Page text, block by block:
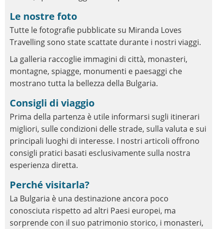
Le nostre foto
Tutte le fotografie pubblicate su Miranda Loves
Travelling sono state scattate durante i nostri viaggi.
La galleria raccoglie immagini di città, monasteri,
montagne, spiagge, monumenti e paesaggi che
mostrano tutta la bellezza della Bulgaria.
Consigli di viaggio
Prima della partenza è utile informarsi sugli itinerari
migliori, sulle condizioni delle strade, sulla valuta e sui
principali luoghi di interesse. I nostri articoli offrono
consigli pratici basati esclusivamente sulla nostra
esperienza diretta.
Perché visitarla?
La Bulgaria è una destinazione ancora poco
conosciuta rispetto ad altri Paesi europei, ma
sorprende con il suo patrimonio storico, i monasteri,